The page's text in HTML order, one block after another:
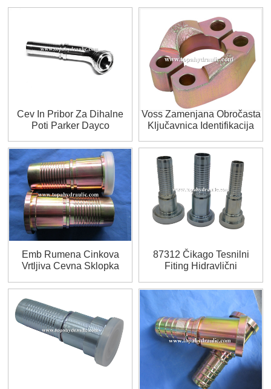
Cev In Pribor Za Dihalne
Poti Parker Dayco
Voss Zamenjana Obročasta
Ključavnica Identifikacija
Emb Rumena Cinkova
Vrtljiva Cevna Sklopka
87312 Čikago Tesnilni
Fiting Hidravlični